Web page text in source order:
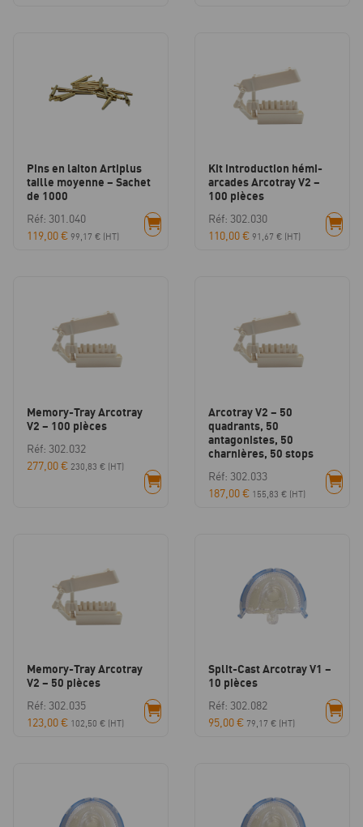
Pins en laiton Artiplus
taille moyenne – Sachet
de 1000
Réf: 301.040
119,00€ 99,17 € (HT)
Kit introduction hémi-
arcades Arcotray V2 –
100 pièces
Réf: 302.030
110,00€ 91,67 € (HT)
Memory-Tray Arcotray
V2 – 100 pièces
Réf: 302.032
277,00€ 230,83 € (HT)
Arcotray V2 – 50
quadrants, 50
antagonistes, 50
charnières, 50 stops
Réf: 302.033
187,00€ 155,83 € (HT)
Memory-Tray Arcotray
V2 – 50 pièces
Réf: 302.035
123,00€ 102,50 € (HT)
Split-Cast Arcotray V1 –
10 pièces
Réf: 302.082
95,00€ 79,17 € (HT)